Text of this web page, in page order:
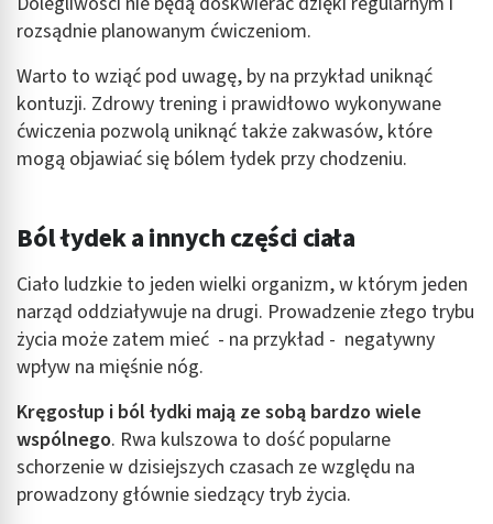
rozsądnie planowanym ćwiczeniom.
Warto to wziąć pod uwagę, by na przykład uniknąć
kontuzji. Zdrowy trening i prawidłowo wykonywane
ćwiczenia pozwolą uniknąć także zakwasów, które
mogą objawiać się bólem łydek przy chodzeniu.
Ból łydek a innych części ciała
Ciało ludzkie to jeden wielki organizm, w którym jeden
narząd oddziaływuje na drugi. Prowadzenie złego trybu
życia może zatem mieć - na przykład - negatywny
wpływ na mięśnie nóg.
Kręgosłup i ból łydki mają ze sobą bardzo wiele
wspólnego. Rwa kulszowa to dość popularne
schorzenie w dzisiejszych czasach ze względu na
prowadzony głównie siedzący tryb życia.